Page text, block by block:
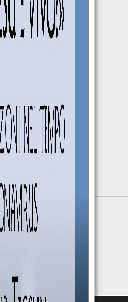
63 - 06127